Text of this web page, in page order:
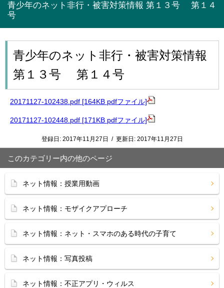
青少年のネット非行・被害対策情報 第１３号 第１４
号
青少年のネット非行・被害対策情報
第１３号 第１４号
20171127-102438.pdf [164KB pdfファイル]
20171127-102448.pdf [171KB pdfファイル]
登録日: 2017年11月27日 / 更新日: 2017年11月27日
このカテゴリー内の他のページ
ネット情報：授業用動画
ネット情報：モザイクアプローチ
ネット情報：ネット・スマホのある時代の子育て
ネット情報：写真投稿
ネット情報：不正アプリ・ウィルス